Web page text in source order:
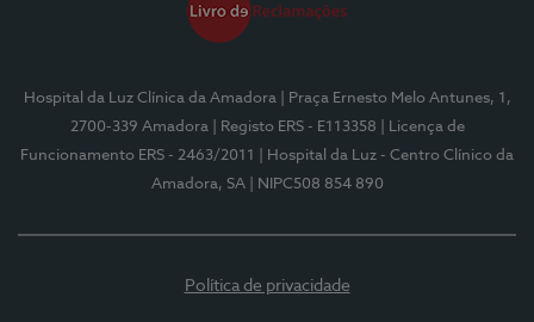
Hospital da Luz Clínica da Amadora
| Praça Ernesto Melo Antunes, 1,
2700-339 Amadora
| Registo ERS - E113358
| Licença de
Funcionamento ERS - 2463/2011
| Hospital da Luz - Centro Clínico da
Amadora, SA
| NIPC508 854 890
Política de privacidade